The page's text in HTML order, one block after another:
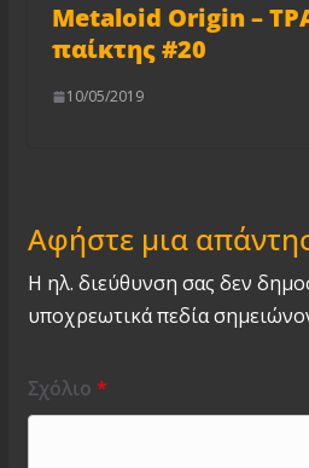
Metaloid Origin –
παίκτης #20
10/05/2019
Αφήστε μια
Η ηλ. διεύθυνση σας δεν
υποχρεωτικά πεδία
Σχόλιο *